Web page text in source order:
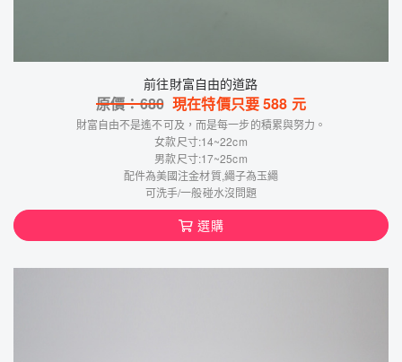
前往財富自由的道路
原價：680 現在特價只要588 元
財富自由不是遙不可及，而是每一步的積累與努力。
女款尺寸:14~22cm
男款尺寸:17~25cm
配件為美國注金材質,繩子為玉繩
可洗手/一般碰水沒問題
選購